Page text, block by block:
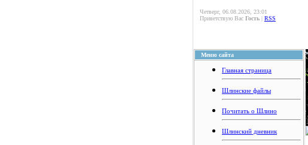
Четверг, 06.08.2026, 23:01
Приветствую Вас Гость | RSS
Меню сайта
Главная страница
Шлинские файлы
Почитать о Шлино
Шлинский дневник